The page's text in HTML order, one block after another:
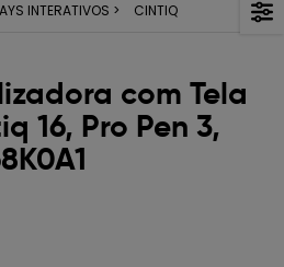
INTERATIVOS > CINTIQ
com Tela
16, Pro Pen 3,